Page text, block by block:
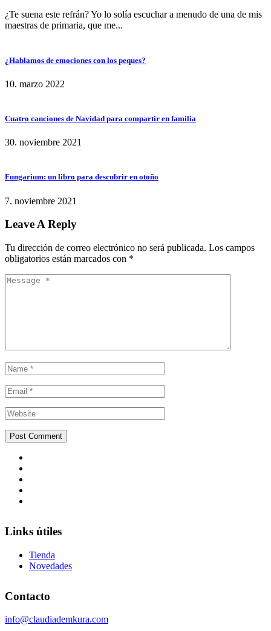
¿Te suena este refrán? Yo lo solía escuchar a menudo de una de mis
maestras de primaria, que me...
¿Hablamos de emociones con los peques?
10. marzo 2022
Cuatro canciones de Navidad para compartir en familia
30. noviembre 2021
Fungarium: un libro para descubrir en otoño
7. noviembre 2021
Leave A Reply
Tu dirección de correo electrónico no será publicada. Los campos
obligatorios están marcados con *
Links útiles
Tienda
Novedades
Contacto
info@claudiademkura.com